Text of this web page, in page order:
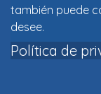
también puede
desee.
Política de